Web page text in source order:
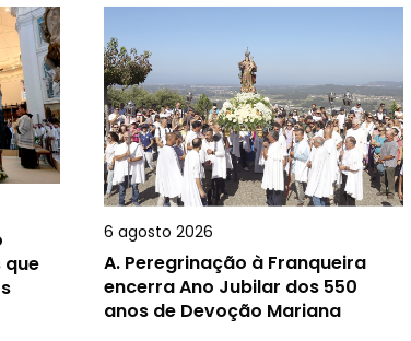
que
6 agosto 2026
A. Peregrinação à Franqueira
encerra Ano Jubilar dos 550
anos de Devoção Mariana